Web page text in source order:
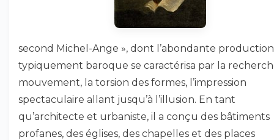
second Michel-Ange », dont l’abondante production
typiquement baroque se caractérisa par la
mouvement, la torsion des formes, l’impression
spectaculaire allant jusqu’à l’illusion. En tant
qu’architecte et urbaniste, il a conçu des bâtiments
profanes, des églises, des chapelles et des places